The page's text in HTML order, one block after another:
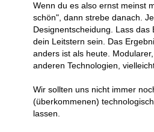
Wenn du es also ernst meinst
schön", dann strebe danach.
Designentscheidung. Lass das
dein Leitstern sein. Das
anders ist als heute.
anderen Technologien,
Wir sollten uns nicht immer
(überkommenen)
lassen.